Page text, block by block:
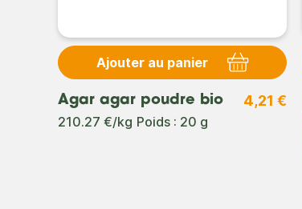
Ajouter au panier
Agar agar poudre bio 4,21 €
210.27 €/kg Poids : 20 g